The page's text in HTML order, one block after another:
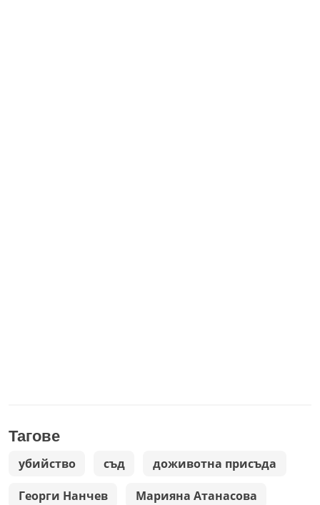
Тагове
убийство съд доживотна присъда
Георги Нанчев Марияна Атанасова